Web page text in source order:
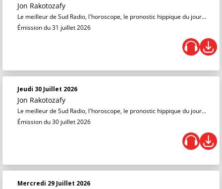
Jon Rakotozafy
Le meilleur de Sud Radio, l'horoscope, le pronostic hippique du jour...
Émission du 31 juillet 2026
Jeudi 30 Juillet 2026
Jon Rakotozafy
Le meilleur de Sud Radio, l'horoscope, le pronostic hippique du jour...
Émission du 30 juillet 2026
Mercredi 29 Juillet 2026